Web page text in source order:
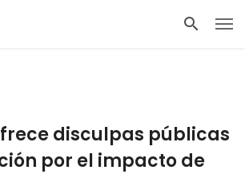
disculpas públicas
por el impacto de